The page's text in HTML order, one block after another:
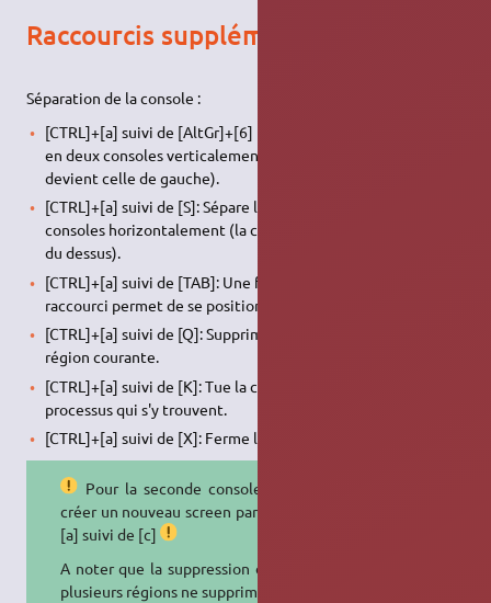
Raccourcis supplémentaires
Séparation de la console :
[CTRL]+[a] suivi de [AltGr]+[6] (|): Sépare la console courante
en deux consoles verticalement (la console courante
devient celle de gauche).
[CTRL]+[a] suivi de [S]: Sépare la console courante en deux
consoles horizontalement (la console courante devient celle
du dessus).
[CTRL]+[a] suivi de [TAB]: Une fois la console séparée, ce
raccourci permet de se positionner sur la console suivante.
[CTRL]+[a] suivi de [Q]: Supprime toutes les régions, sauf la
région courante.
[CTRL]+[a] suivi de [K]: Tue la console courante ainsi que les
processus qui s'y trouvent.
[CTRL]+[a] suivi de [X]: Ferme la région courante.
Pour la seconde console, il faut
créer un nouveau screen par [CTRL]+
[a] suivi de [c]
A noter que la suppression d'une ou
plusieurs régions ne supprime pas les